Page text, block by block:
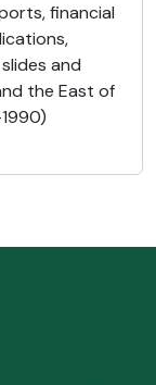
financial
and
the East of